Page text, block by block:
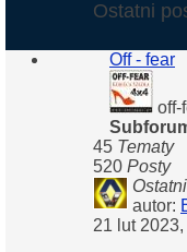
Ostatni
Off - fear
off-
45 Tematy
520 Posty
autor:
21 lut